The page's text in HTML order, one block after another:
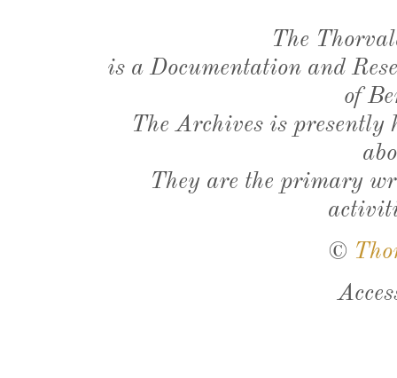
The
is a Documentation and
of
The Archives is presently
They are the primary
©